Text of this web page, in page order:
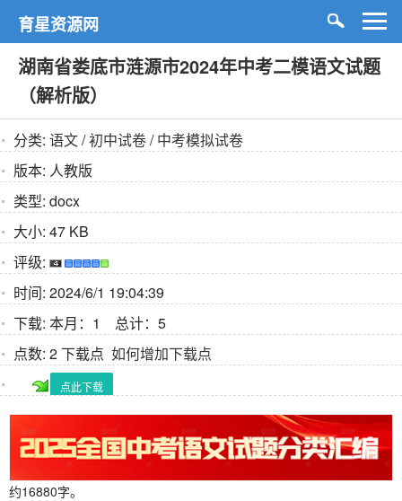
育星资源网
湖南省娄底市涟源市2024年中考二模语文试题
（解析版）
分类: 语文/初中试卷/中考模拟试卷
版本: 人教版
类型: docx
大小: 47 KB
评级:
时间: 2024/6/1 19:04:39
下载: 本月：1 总计：5
点数: 2 下载点 如何增加下载点
点此下载
约16880字。